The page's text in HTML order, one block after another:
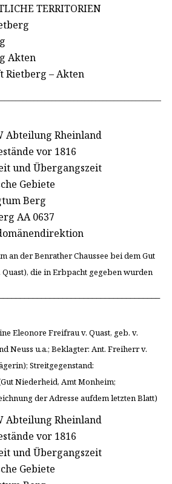
TERRITORIEN
Akten
Rietberg – Akten
Abteilung Rheinland
vor 1816
und Übergangszeit
Gebiete
Berg
AA 0637
an der Benrather Chaussee bei dem Gut
die in Erbpacht gegeben wurden
Eleonore Freifrau v. Quast, geb. v.
Neuss u.a.; Beklagter: Ant. Freiherr v.
Streitgegenstand:
Niederheid, Amt Monheim;
der Adresse aufdem letzten Blatt)
Abteilung Rheinland
vor 1816
und Übergangszeit
Gebiete